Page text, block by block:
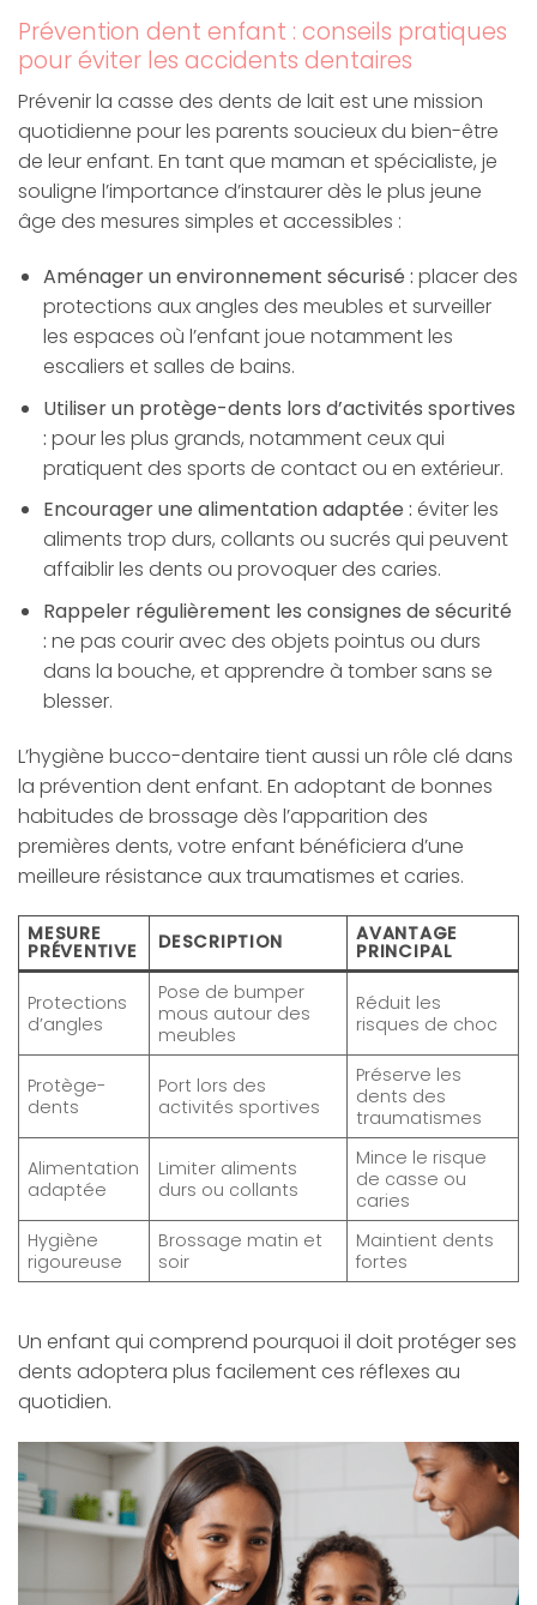
Prévention dent enfant : conseils pratiques
pour éviter les accidents dentaires
Prévenir la casse des dents de lait est une mission
quotidienne pour les parents soucieux du bien-être
de leur enfant. En tant que maman et spécialiste, je
souligne l’importance d’instaurer dès le plus jeune
âge des mesures simples et accessibles :
Aménager un environnement sécurisé : placer des
protections aux angles des meubles et surveiller
les espaces où l’enfant joue notamment les
escaliers et salles de bains.
Utiliser un protège-dents lors d’activités sportives
: pour les plus grands, notamment ceux qui
pratiquent des sports de contact ou en extérieur.
Encourager une alimentation adaptée : éviter les
aliments trop durs, collants ou sucrés qui peuvent
affaiblir les dents ou provoquer des caries.
Rappeler régulièrement les consignes de sécurité
: ne pas courir avec des objets pointus ou durs
dans la bouche, et apprendre à tomber sans se
blesser.
L’hygiène bucco-dentaire tient aussi un rôle clé dans
la prévention dent enfant. En adoptant de bonnes
habitudes de brossage dès l’apparition des
premières dents, votre enfant bénéficiera d’une
meilleure résistance aux traumatismes et caries.
MESURE
PRÉVENTIVE DESCRIPTION AVANTAGE
PRINCIPAL
Protections
d’angles
Pose de bumper
mous autour des
meubles
Réduit les
risques de choc
Protège-
dents
Port lors des
activités sportives
Préserve les
dents des
traumatismes
Alimentation
adaptée
Limiter aliments
durs ou collants
Mince le risque
de casse ou
caries
Hygiène
rigoureuse
Brossage matin et
soir
Maintient dents
fortes
Un enfant qui comprend pourquoi il doit protéger ses
dents adoptera plus facilement ces réflexes au
quotidien.